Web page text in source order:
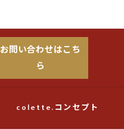
お問い合わせはこち
ら
colette.コンセプト